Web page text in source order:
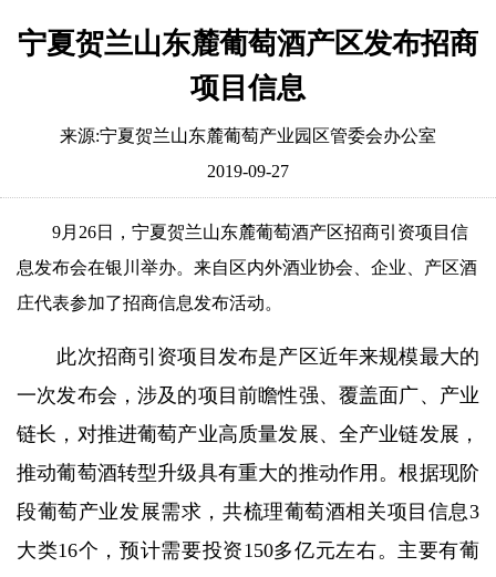
宁夏贺兰山东麓葡萄酒产区发布招商
项目信息
来源:宁夏贺兰山东麓葡萄产业园区管委会办公室
2019-09-27
9月26日，宁夏贺兰山东麓葡萄酒产区招商引资项目信
息发布会在银川举办。来自区内外酒业协会、企业、产区酒
庄代表参加了招商信息发布活动。
此次招商引资项目发布是产区近年来规模最大的
一次发布会，涉及的项目前瞻性强、覆盖面广、产业
链长，对推进葡萄产业高质量发展、全产业链发展，
推动葡萄酒转型升级具有重大的推动作用。根据现阶
段葡萄产业发展需求，共梳理葡萄酒相关项目信息3
大类16个，预计需要投资150多亿元左右。主要有葡